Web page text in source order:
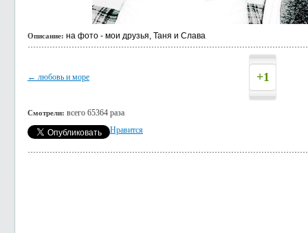
Описание: на фото - мои друзья, Таня и Слава
← любовь и море +1
Смотрели: всего 65364 раза
Нравится